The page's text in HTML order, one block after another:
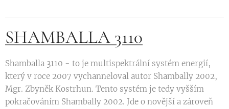
SHAMBALLA 3110
Shamballa 3110 - to je multispektrální systém energií,
který v roce 2007 vychanneloval autor Shambally 2002,
Mgr. Zbyněk Kostrhun. Tento systém je tedy vyšším
pokračováním Shambally 2002. Jde o novější a zároveň